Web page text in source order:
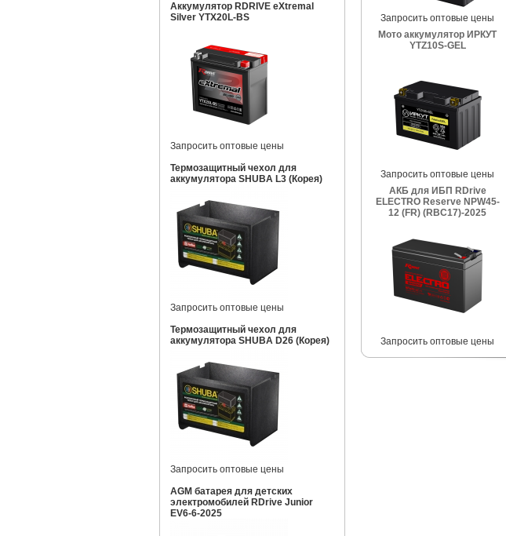
Аккумулятор RDRIVE eXtremal
Silver YTX20L-BS
Запросить оптовые цены
Термозащитный чехол для
аккумулятора SHUBA L3 (Корея)
Запросить оптовые цены
Термозащитный чехол для
аккумулятора SHUBA D26 (Корея)
Запросить оптовые цены
AGM батарея для детских
электромобилей RDrive Junior
EV6-6-2025
Запросить оптовые цены
Мото аккумулятор ИРКУТ
YTZ10S-GEL
Запросить оптовые цены
АКБ для ИБП RDrive
ELECTRO Reserve NPW45-
12 (FR) (RBC17)-2025
Запросить оптовые цены